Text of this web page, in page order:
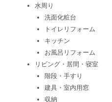
水周り
洗面化粧台
トイレリフォーム
キッチン
お風呂リフォーム
リビング・居間・寝室
階段・手すり
建具・室内用窓
収納